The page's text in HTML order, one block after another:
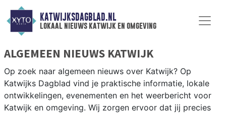
KATWIJKSDAGBLAD.NL
lokaal nieuws katwijk en omgeving
ALGEMEEN NIEUWS KATWIJK
Op zoek naar algemeen nieuws over Katwijk? Op
Katwijks Dagblad vind je praktische informatie, lokale
ontwikkelingen, evenementen en het weerbericht voor
Katwijk en omgeving. Wij zorgen ervoor dat jij precies